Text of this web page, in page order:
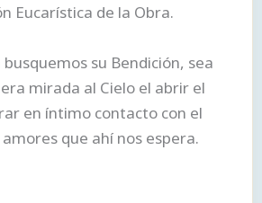
Eucarística de la Obra.
su Bendición, sea
mirada al Cielo el abrir el
en íntimo contacto con el
que ahí nos espera.